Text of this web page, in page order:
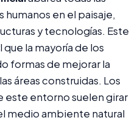
en el paisaje,
y tecnologías. Este
la mayoría de los
formas de mejorar la
áreas construidas. Los
este entorno suelen girar
medio ambiente natural